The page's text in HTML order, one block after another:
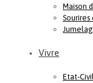
Maison
Vivre
Etat-